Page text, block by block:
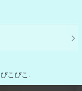
こぴこ.